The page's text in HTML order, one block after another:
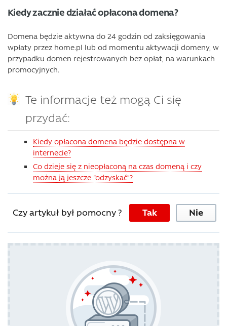
Kiedy zacznie działać opłacona domena?
Domena będzie aktywna do 24 godzin od zaksięgowania
wpłaty przez home.pl lub od momentu aktywacji domeny, w
przypadku domen rejestrowanych bez opłat, na warunkach
promocyjnych.
Te informacje też mogą Ci się
przydać:
Kiedy opłacona domena będzie dostępna w
internecie?
Co dzieje się z nieopłaconą na czas domeną i czy
można ją jeszcze “odzyskać”?
Czy artykuł był pomocny ? Tak Nie